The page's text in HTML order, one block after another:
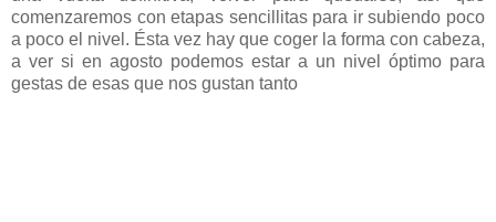
comenzaremos con etapas sencillitas para ir subiendo poco
a poco el nivel. Ésta vez hay que coger la forma con cabeza,
a ver si en agosto podemos estar a un nivel óptimo para
gestas de esas que nos gustan tanto